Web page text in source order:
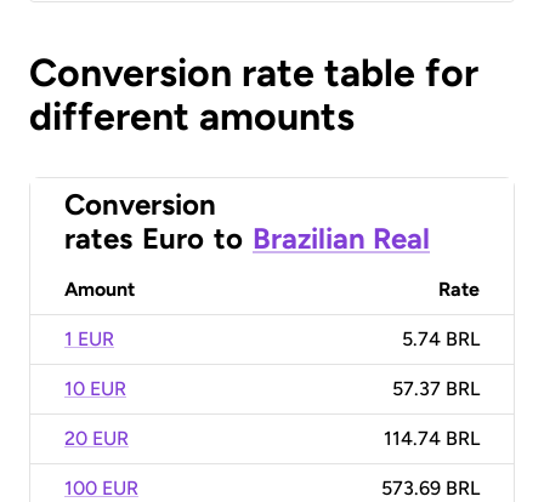
Conversion rate table for
different amounts
Conversion
rates Euro to Brazilian Real
Amount Rate
1 EUR 5.74 BRL
10 EUR 57.37 BRL
20 EUR 114.74 BRL
100 EUR 573.69 BRL